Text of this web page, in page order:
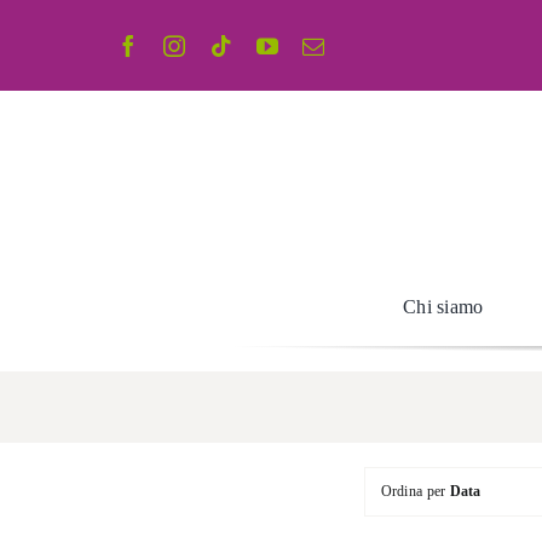
Chi siamo
Ordina per Data